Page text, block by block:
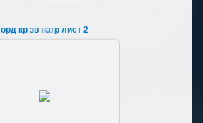
орд кр зв нагр лист 2